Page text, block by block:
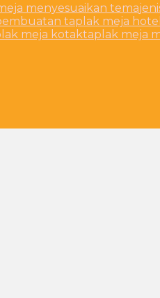
menyesuaikan tema
taplak meja hotel
meja kotaktaplak meja